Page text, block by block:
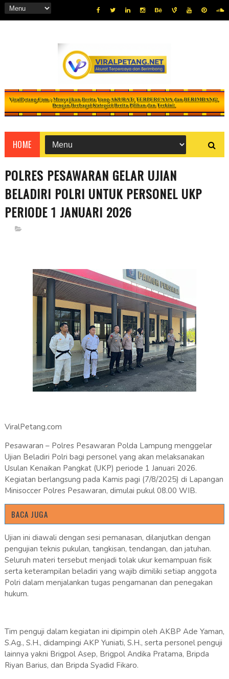
HOME
POLRES PESAWARAN GELAR UJIAN
BELADIRI POLRI UNTUK PERSONEL UKP
PERIODE 1 JANUARI 2026
ViralPetang.com
Pesawaran – Polres Pesawaran Polda Lampung menggelar
Ujian Beladiri Polri bagi personel yang akan melaksanakan
Usulan Kenaikan Pangkat (UKP) periode 1 Januari 2026.
Kegiatan berlangsung pada Kamis pagi (7/8/2025) di Lapangan
Minisoccer Polres Pesawaran, dimulai pukul 08.00 WIB.
BACA JUGA
Ujian ini diawali dengan sesi pemanasan, dilanjutkan dengan
pengujian teknis pukulan, tangkisan, tendangan, dan jatuhan.
Seluruh materi tersebut menjadi tolak ukur kemampuan fisik
serta keterampilan beladiri yang wajib dimiliki setiap anggota
Polri dalam menjalankan tugas pengamanan dan penegakan
hukum.
Tim penguji dalam kegiatan ini dipimpin oleh AKBP Ade Yaman,
S.Ag., S.H., didampingi AKP Yuniati, S.H., serta personel penguji
lainnya yakni Brigpol Asep, Brigpol Andika Pratama, Bripda
Riyan Barius, dan Bripda Syadid Fikaro.